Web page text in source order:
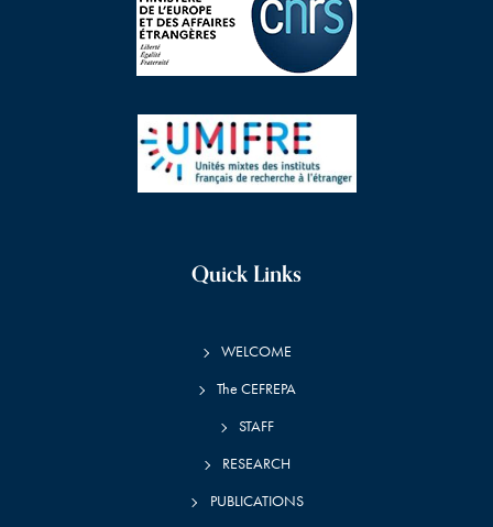
Quick Links
WELCOME
The CEFREPA
STAFF
RESEARCH
PUBLICATIONS